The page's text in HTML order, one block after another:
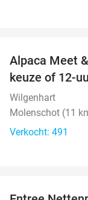
Alpaca Meet
keuze of 12-
Wilgenhart
Molenschot (11
Verkocht: 491